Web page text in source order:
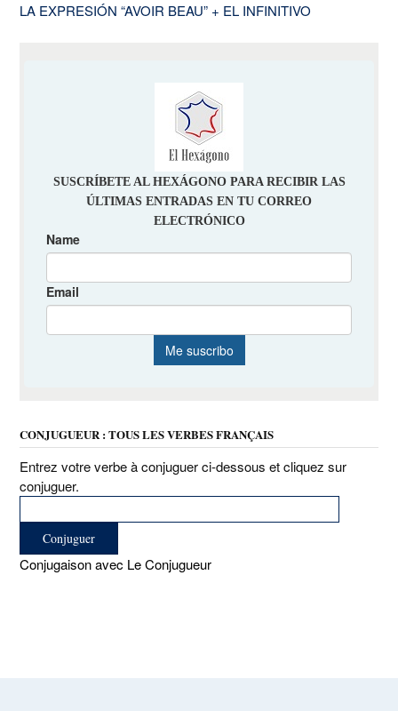
LA EXPRESIÓN “AVOIR BEAU” + EL INFINITIVO
CONJUGUEUR : TOUS LES VERBES FRANÇAIS
Entrez votre verbe à conjuguer ci-dessous et cliquez sur
conjuguer.
Conjugaison avec Le Conjugueur